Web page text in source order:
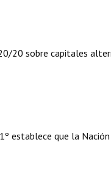
20 sobre capitales
establece que la